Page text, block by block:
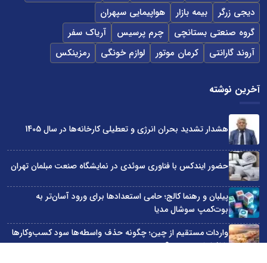
دیجی زرگر
بیمه بازار
هواپیمایی سپهران
گروه صنعتی بستانچی
چرم پرسیس
آریاک سفر
آروند گارانتی
کرمان موتور لوازم خونگی رمزینکس
آخرین نوشته
هشدار تشدید بحران انرژی و تعطیلی کارخانه‌ها در سال 1405
حضور ایندکس با فناوری سوئدی در نمایشگاه صنعت مبلمان تهران
پیلبان و رهنما کالج؛ حامی استعدادها برای ورود آسان‌تر به
بوت‌کمپ سوشال مدیا
واردات مستقیم از چین؛ چگونه حذف واسطه‌ها سود کسب‌وکارها
را افزایش می‌دهد؟